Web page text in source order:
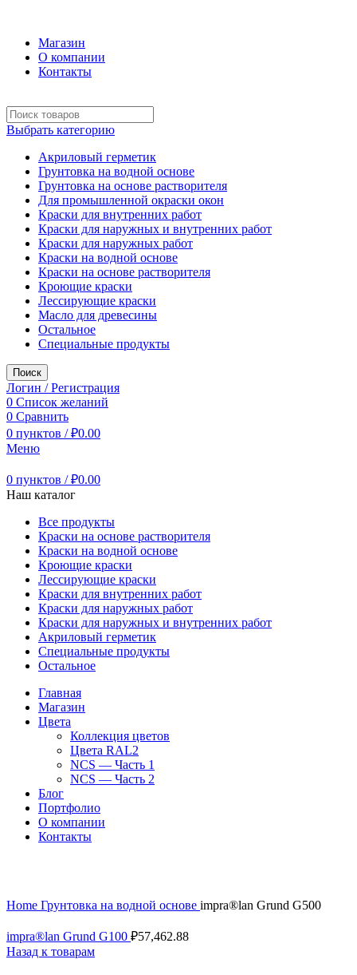
Магазин
О компании
Контакты
Выбрать категорию
Акриловый герметик
Грунтовка на водной основе
Грунтовка на основе растворителя
Для промышленной окраски окон
Краски для внутренних работ
Краски для наружных и внутренних работ
Краски для наружных работ
Краски на водной основе
Краски на основе растворителя
Кроющие краски
Лессирующие краски
Масло для древесины
Остальное
Специальные продукты
Поиск
Логин / Регистрация
0 Список желаний
0 Сравнить
0 пунктов / ₽0.00
Меню
0 пунктов / ₽0.00
Наш каталог
Все продукты
Краски на основе растворителя
Краски на водной основе
Кроющие краски
Лессирующие краски
Краски для внутренних работ
Краски для наружных работ
Краски для наружных и внутренних работ
Акриловый герметик
Специальные продукты
Остальное
Главная
Магазин
Цвета
Коллекция цветов
Цвета RAL2
NCS — Часть 1
NCS — Часть 2
Блог
Портфолио
О компании
Контакты
Home Грунтовка на водной основе impra®lan Grund G500
impra®lan Grund G100 ₽57,462.88
Назад к товарам